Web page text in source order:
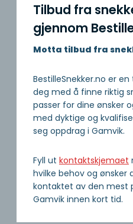
Tilbud fra
gjennom
Motta tilbud fra
BestilleSnekker.no er
deg med å finne riktig
passer for dine ønsker
med dyktige og
seg oppdrag i Gamvik.
Fyll ut kontaktskjemaet
hvilke behov og ønsker
kontaktet av den mest
Gamvik innen kort tid.